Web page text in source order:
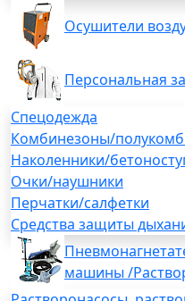
Осушители
Персональная
Спецодежда
Комбинезоны/
Наколенники/
Очки/наушники
Перчатки/салфетки
Средства защиты
машины /